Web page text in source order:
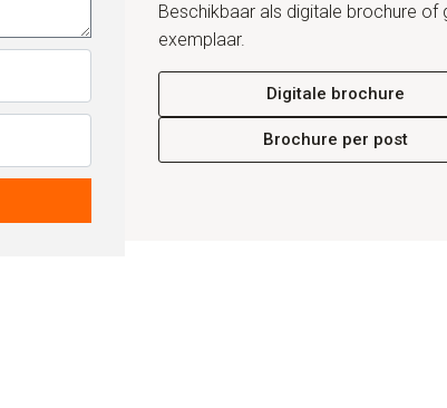
Beschikbaar als digitale brochure of
exemplaar.
Digitale brochure
Brochure per post